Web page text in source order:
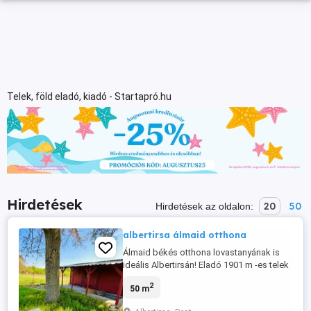
Telek, föld eladó, kiadó - Startapró.hu
Hirdetések Hirdetések az oldalon: 20 50
albertirsa álmaid otthona
Álmaid békés otthona lovastanyának is
ideális Albertirsán! Eladó 1901 m -es telek
(2 szoba + konyha, 50 m beton alap).
50 m2